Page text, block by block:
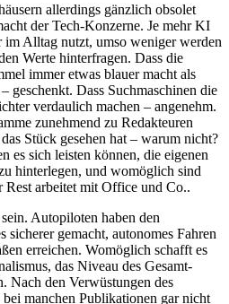
allerdings gänzlich obsolet
der Tech-Konzerne. Je mehr KI
im Alltag nutzt, umso weniger werden
Werte hinterfragen. Dass die
immer etwas blauer macht als
geschenkt. Dass Suchmaschinen die
verdaulich machen – angenehm.
zunehmend zu Redakteuren
Stück gesehen hat – warum nicht?
es sich leisten können, die eigenen
hinterlegen, und womöglich sind
arbeitet mit Office und Co..
Autopiloten haben den
gemacht, autonomes Fahren
erreichen. Womöglich schafft es
das Niveau des Gesamt-
Nach den Verwüstungen des
manchen Publikationen gar nicht